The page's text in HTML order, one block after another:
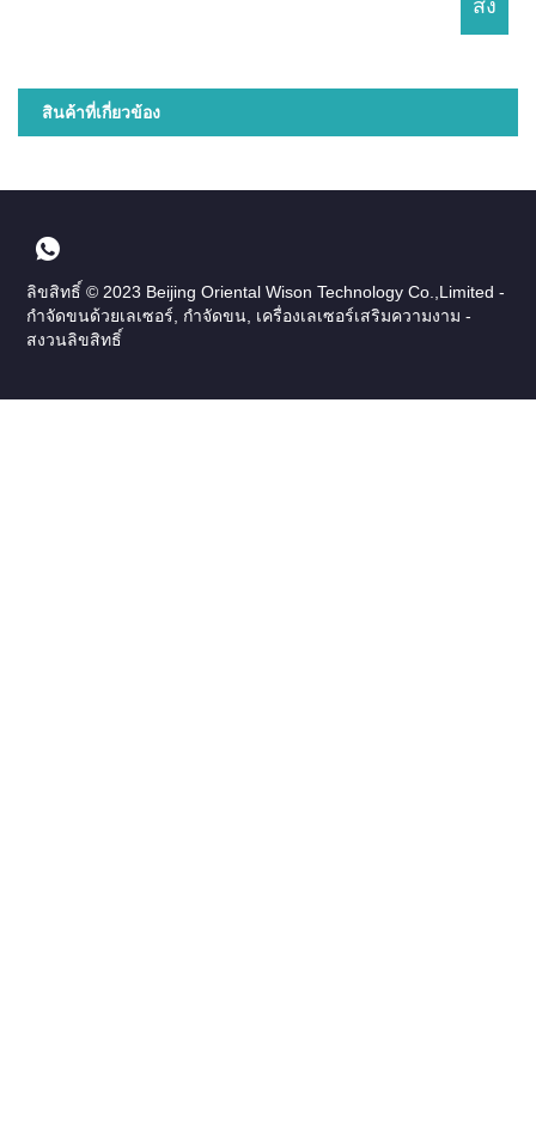
สินค้าที่เกี่ยวข้อง
ลิขสิทธิ์ © 2023 Beijing Oriental Wison Technology Co.,Limited -
กำจัดขนด้วยเลเซอร์, กำจัดขน, เครื่องเลเซอร์เสริมความงาม -
สงวนลิขสิทธิ์